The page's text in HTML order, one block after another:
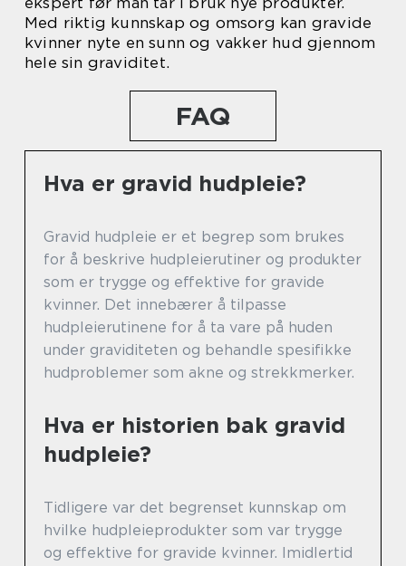
Med riktig kunnskap og omsorg kan gravide
kvinner nyte en sunn og vakker hud gjennom
hele sin graviditet.
FAQ
Hva er gravid hudpleie?
Gravid hudpleie er et begrep som brukes
for å beskrive hudpleierutiner og produkter
som er trygge og effektive for gravide
kvinner. Det innebærer å tilpasse
hudpleierutinene for å ta vare på huden
under graviditeten og behandle spesifikke
hudproblemer som akne og strekkmerker.
Hva er historien bak gravid
hudpleie?
Tidligere var det begrenset kunnskap om
hvilke hudpleieprodukter som var trygge
og effektive for gravide kvinner. Imidlertid